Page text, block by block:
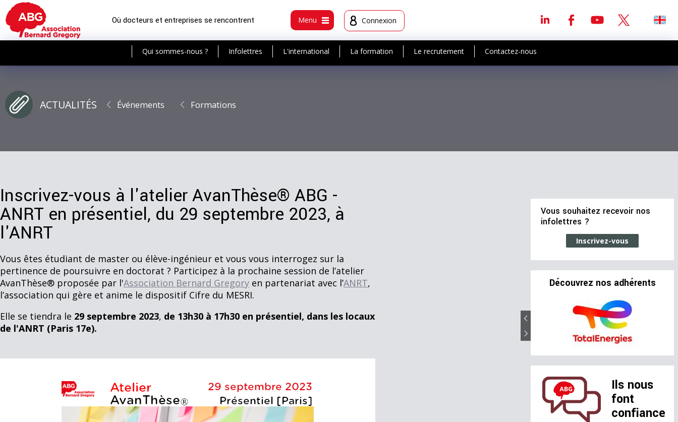
Où docteurs et entreprises se rencontrent Menu Connexion
Qui sommes-nous ? Infolettres L'international La formation Le recrutement Contactez-nous
ACTUALITÉS Événements Formations
Inscrivez-vous à l'atelier AvanThèse® ABG -
ANRT en présentiel, du 29 septembre 2023, à
l'ANRT
Vous êtes étudiant de master ou élève-ingénieur et vous vous interrogez sur la
pertinence de poursuivre en doctorat ? Participez à la prochaine session de l’atelier
AvanThèse® proposée par l'Association Bernard Gregory en partenariat avec l’ANRT,
l’association qui gère et anime le dispositif Cifre du MESRI.
Elle se tiendra le 29 septembre 2023, de 13h30 à 17h30 en présentiel, dans les locaux
de l'ANRT (Paris 17e).
Vous souhaitez recevoir nos
infolettres ?
Inscrivez-vous
Découvrez nos adhérents
Ils nous
font
confiance